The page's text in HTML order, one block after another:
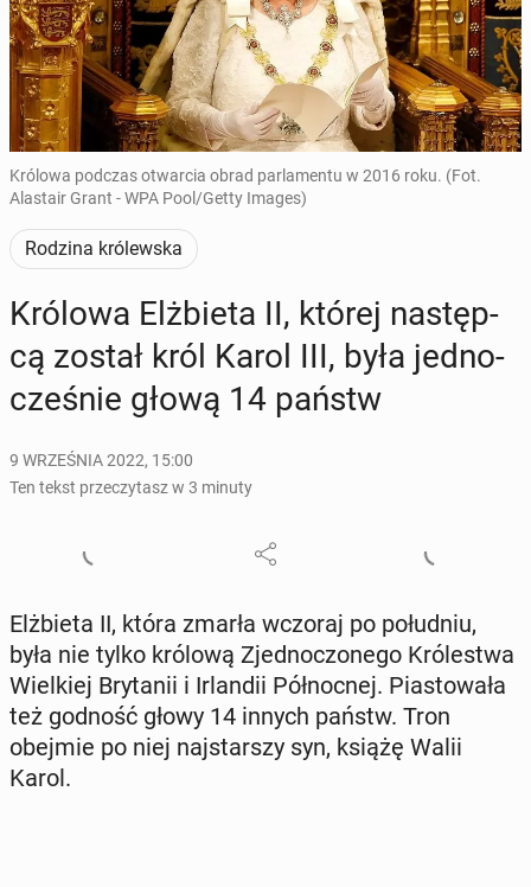
Królowa podczas otwarcia obrad parlamentu w 2016 roku. (Fot.
Alastair Grant - WPA Pool/Getty Images)
Rodzina królewska
Królowa Elż­bie­ta II, której na­stęp­
cą został król Karol III, była jed­no­
cze­śnie głową 14 państw
9 WRZEŚNIA 2022, 15:00
Ten tekst przeczytasz w 3 minuty
Elż­bie­ta II, która zmarła wczoraj po po­łu­dniu,
była nie tylko królową Zjed­no­czo­ne­go Kró­le­stwa
Wiel­kiej Bry­ta­nii i Ir­lan­dii Pół­noc­nej. Pia­sto­wa­ła
też godność głowy 14 innych państw. Tron
obejmie po niej naj­star­szy syn, książę Walii
Karol.